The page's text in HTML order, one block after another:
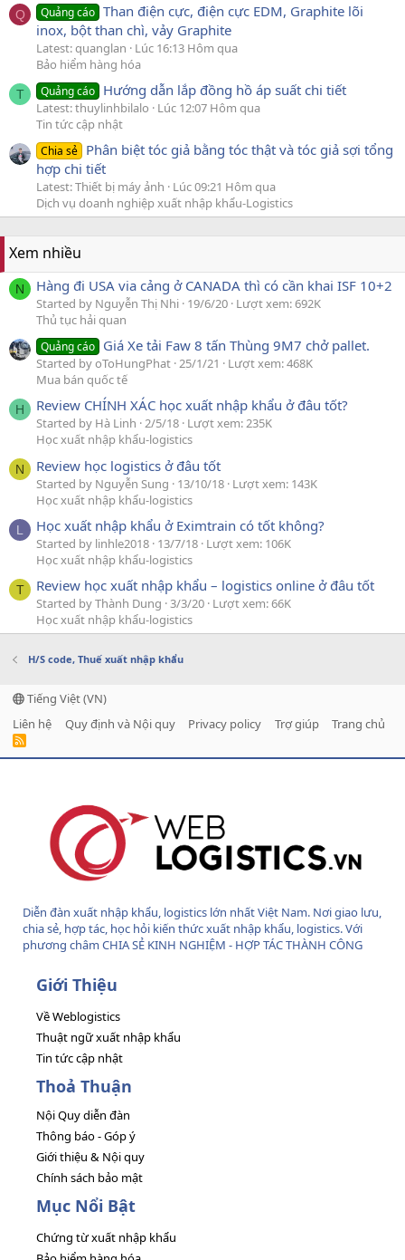
Q Quảng cáo Than điện cực, điện cực EDM, Graphite lõi
inox, bột than chì, vảy Graphite
Latest: quanglan
Lúc 16:13 Hôm qua
Bảo hiểm hàng hóa
T Quảng cáo Hướng dẫn lắp đồng hồ áp suất chi tiết
Latest: thuylinhbilalo
Lúc 12:07 Hôm qua
Tin tức cập nhật
Chia sẻ Phân biệt tóc giả bằng tóc thật và tóc giả sợi tổng
hợp chi tiết
Latest: Thiết bị máy ảnh
Lúc 09:21 Hôm qua
Dịch vụ doanh nghiệp xuất nhập khẩu-Logistics
Xem nhiều
N Hàng đi USA via cảng ở CANADA thì có cần khai ISF 10+2
Started by Nguyễn Thị Nhi 19/6/20 Lượt xem: 692K
Thủ tục hải quan
Quảng cáo Giá Xe tải Faw 8 tấn Thùng 9M7 chở pallet.
Started by oToHungPhat 25/1/21
Lượt xem: 468K
Mua bán quốc tế
H Review CHÍNH XÁC học xuất nhập khẩu ở đâu tốt?
Started by Hà Linh 2/5/18 Lượt xem: 235K
Học xuất nhập khẩu-logistics
N Review học logistics ở đâu tốt
Started by Nguyễn Sung 13/10/18 Lượt xem: 143K
Học xuất nhập khẩu-logistics
L Học xuất nhập khẩu ở Eximtrain có tốt không?
Started by linhle2018 13/7/18 Lượt xem: 106K
Học xuất nhập khẩu-logistics
T Review học xuất nhập khẩu – logistics online ở đâu tốt
Started by Thành Dung 3/3/20 Lượt xem: 66K
Học xuất nhập khẩu-logistics
H/S code, Thuế xuất nhập khẩu
Tiếng Việt (VN)
Liên hệ
Quy định và Nội quy Privacy policy Trợ giúp Trang chủ
R
Diễn đàn xuất nhập khẩu, logistics lớn nhất Việt Nam. Nơi giao lưu,
chia sẻ, hợp tác, học hỏi kiến thức xuất nhập khẩu, logistics. Với
phương châm CHIA SẺ KINH NGHIỆM - HỢP TÁC THÀNH CÔNG
Giới Thiệu
Về Weblogistics
Thuật ngữ xuất nhập khẩu
Tin tức cập nhật
Thoả Thuận
Nội Quy diễn đàn
Thông báo - Góp ý
Giới thiệu & Nội quy
Chính sách bảo mật
Mục Nổi Bật
Chứng từ xuất nhập khẩu